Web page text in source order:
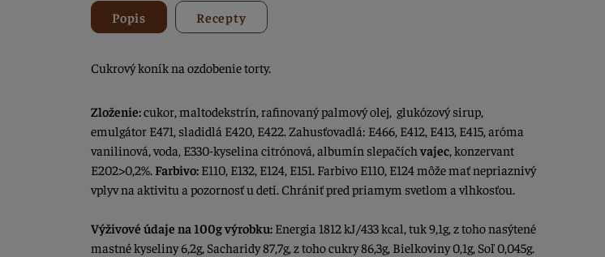
Popis Recepty
Cukrový koník na ozdobenie torty.
Zloženie:cukor, maltodekstrín, rafinovaný palmový olej, glukózový sirup,
emulgátor E471, sladidlá E420, E422. Zahusťovadlá: E466, E412, E413, E415, aróma
vanilinová, voda, E330-kyselina citrónová, albumín slepačíchvajec, konzervant
E202>0,2%. Farbivo: E110, E132, E124, E151. Farbivo E110, E124 môže mať nepriaznivý
vplyv na aktivitu a pozornosť u detí. Chrániť pred priamym svetlom a vlhkosťou.
Výživové údaje na 100g výrobku: Energia 1812 kJ/433 kcal, tuk 9,1g, z toho nasýtené
mastné kyseliny 6,2g, Sacharidy 87,7g, z toho cukry 86,3g, Bielkoviny 0,1g, Soľ 0,045g.